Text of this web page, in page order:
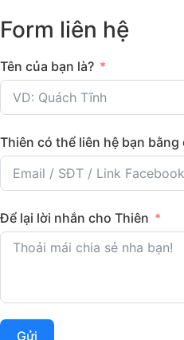
Form liên hệ
Tên của bạn là?
Thiên có thể liên hệ bạn bằng
Để lại lời nhắn cho Thiên
Gửi